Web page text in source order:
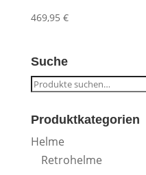
469,95 €
Suche
Suche
Produktkategorien
Helme
Retrohelme